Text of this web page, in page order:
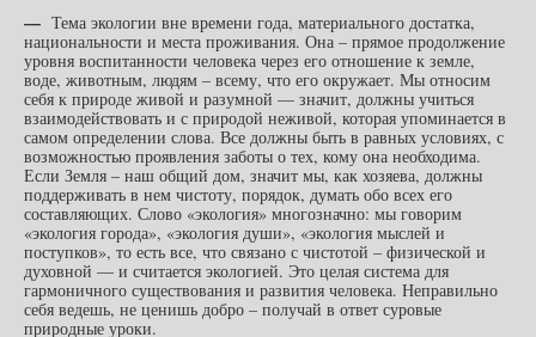
— Тема экологии вне времени года, материального достатка,
национальности и места проживания. Она – прямое продолжение
уровня воспитанности человека через его отношение к земле,
воде, животным, людям – всему, что его окружает. Мы относим
себя к природе живой и разумной — значит, должны учиться
взаимодействовать и с природой неживой, которая упоминается в
самом определении слова. Все должны быть в равных условиях, с
возможностью проявления заботы о тех, кому она необходима.
Если Земля – наш общий дом, значит мы, как хозяева, должны
поддерживать в нем чистоту, порядок, думать обо всех его
составляющих. Слово «экология» многозначно: мы говорим
«экология города», «экология души», «экология мыслей и
поступков», то есть все, что связано с чистотой – физической и
духовной — и считается экологией. Это целая система для
гармоничного существования и развития человека. Неправильно
себя ведешь, не ценишь добро – получай в ответ суровые
природные уроки.